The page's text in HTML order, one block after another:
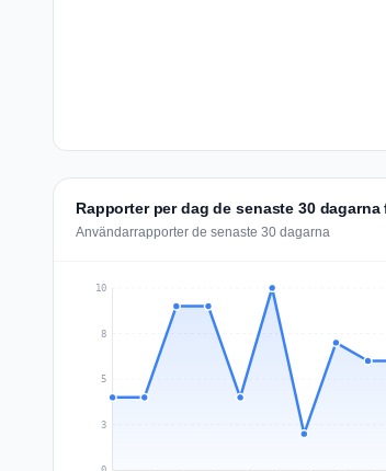
Rapporter per dag de senaste 30 dagarna
Användarrapporter de senaste 30 dagarna
3
5
8
10